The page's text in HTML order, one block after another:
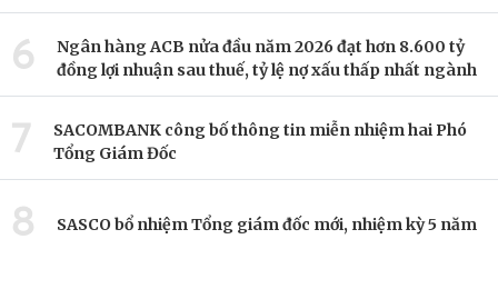
6
Ngân hàng ACB nửa đầu năm 2026 đạt hơn 8.600 tỷ
đồng lợi nhuận sau thuế, tỷ lệ nợ xấu thấp nhất ngành
7
SACOMBANK công bố thông tin miễn nhiệm hai Phó
Tổng Giám Đốc
8 SASCO bổ nhiệm Tổng giám đốc mới, nhiệm kỳ 5 năm